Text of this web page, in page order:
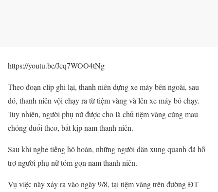
https://youtu.be/Jcq7WOO4tNg
Theo đoạn clip ghi lại, thanh niên dựng xe máy bên ngoài, sau
đó, thanh niên vội chạy ra từ tiệm vàng và lên xe máy bỏ chạy.
Tuy nhiên, người phụ nữ được cho là chủ tiệm vàng cũng mau
chóng đuổi theo, bắt kịp nam thanh niên.
Sau khi nghe tiếng hô hoán, những người dân xung quanh đã hỗ
trợ người phụ nữ tóm gọn nam thanh niên.
Vụ việc này xảy ra vào ngày 9/8, tại tiệm vàng trên đường ĐT